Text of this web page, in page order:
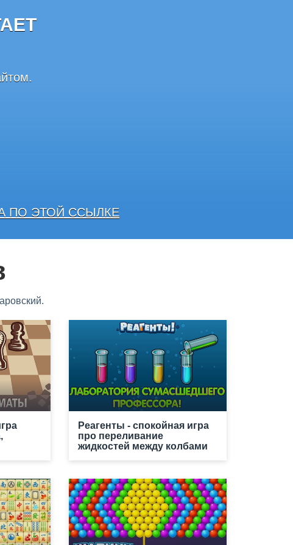
ПО ЭТОЙ ССЫЛКЕ
Реагенты - спокойная игра
про переливание
жидкостей между колбами